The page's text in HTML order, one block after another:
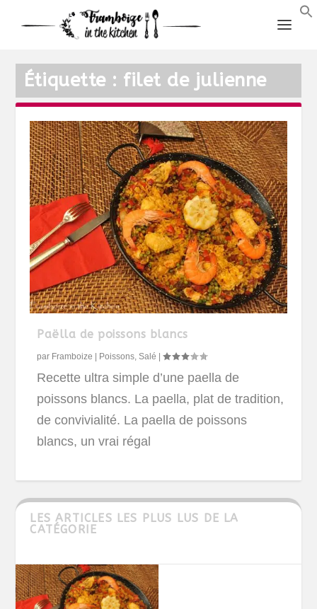
Étiquette : filet de julienne
Paëlla de poissons blancs
par Framboize Poissons,Salé |
Recette ultra simple d’une paella de
poissons blancs. La paella, plat de tradition,
de convivialité. La paella de poissons
blancs, un vrai régal
LES ARTICLES LES PLUS LUS DE LA
CATÉGORIE